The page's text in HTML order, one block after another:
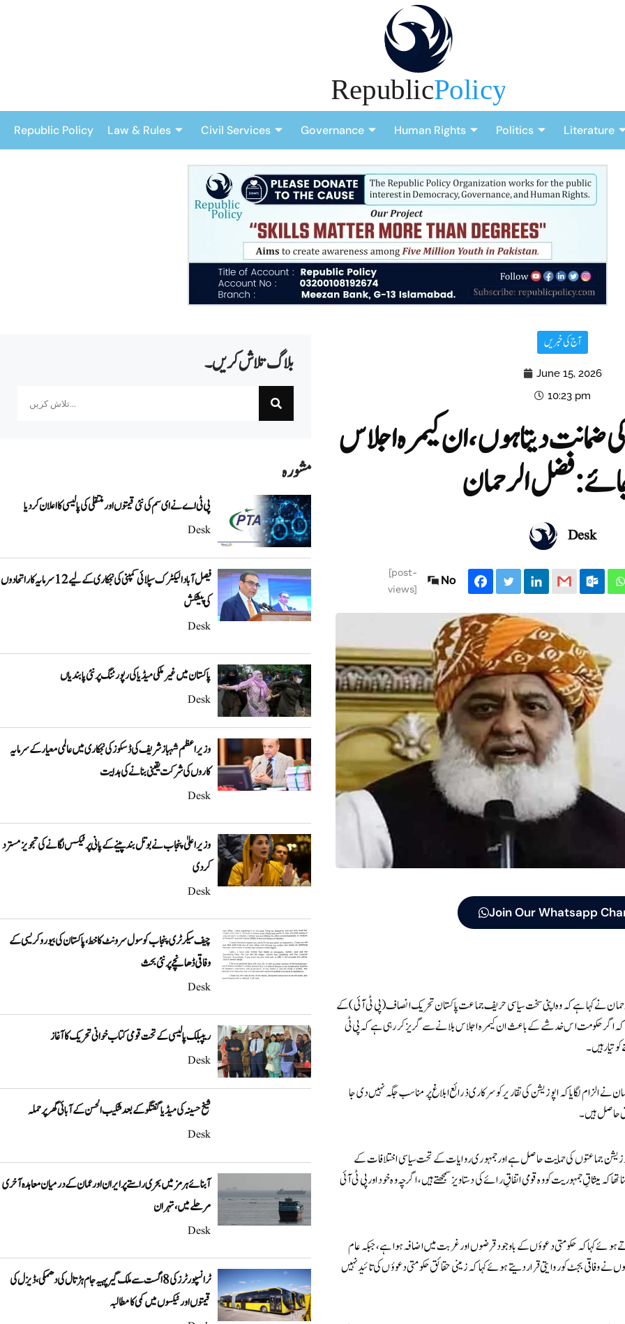
Republic Policy Law & Rules Civil Services Governance Human Rights Politics Literature
بلاگ تلاش کریں۔
مشورہ
پی ٹی اے نے ای سم کی نئی قیمتوں اور منتقلی کی پالیسی کا اعلان کردیا
Desk
فیصل آباد الیکٹرک سپلائی کمپنی کی نجکاری کے لیے 12 سرمایہ کار اتحادوں
کی پیشکش
Desk
پاکستان میں غیر ملکی میڈیا کی رپورٹنگ پر نئی پابندیاں
Desk
وزیراعظم شہباز شریف کی ڈسکوز کی نجکاری میں عالمی معیار کے سرمایہ
کاروں کی شرکت یقینی بنانے کی ہدایت
Desk
وزیراعلیٰ پنجاب نے بوتل بند پینے کے پانی پر ٹیکس لگانے کی تجویز مسترد
کر دی
Desk
چیف سیکرٹری پنجاب کو سول سرونٹ کا خط، پاکستان کی بیوروکریسی کے
وفاقی ڈھانچے پر نئی بحث
Desk
ریپبلک پالیسی کے تحت قومی کتاب خوانی تحریک کا آغاز
Desk
شیخ حسینہ کی میڈیا گفتگو کے بعد شکیب الحسن کے آبائی گھر پر حملہ
Desk
آبنائے ہرمز میں بحری راستے پر ایران اور عمان کے درمیان معاہدہ آخری
مرحلے میں، تہران
Desk
ٹرانسپورٹرز کی 8 اگست سے ملک گیر پہیہ جام ہڑتال کی دھمکی، ڈیزل کی
قیمتوں اور ٹیکسوں میں کمی کا مطالبہ
آج کی خبریں
June 15, 2026
10:23 pm
ضمانت دیتا ہوں، ان کیمرہ اجلاس
جائے: فضل الرحمان
Desk
[post-
views]
No
Join Our Whatsapp
نے کہا ہے کہ وہ اپنی سخت سیاسی حریف جماعت پاکستان تحریک انصاف (پی ٹی آئی) کے
کہ اگر حکومت اس خدشے کے باعث ان کیمرہ اجلاس بلانے سے گریز کر رہی ہے کہ پی ٹی
تیار ہیں۔
الزام لگایا کہ اپوزیشن کی تقاریر کو سرکاری ذرائع ابلاغ پر مناسب جگہ نہیں دی جا
حاصل ہیں۔
جماعتوں کی حمایت حاصل ہے اور جمہوری روایات کے تحت سیاسی اختلافات کے
تھا کہ میثاقِ جمہوریت کو وہ قومی اتفاقِ رائے کی دستاویز سمجھتے ہیں، اگرچہ وہ خود اور پی ٹی آئی
ہوئے کہا کہ حکومتی دعوؤں کے باوجود قرضوں اور غربت میں اضافہ ہوا ہے، جبکہ عام
نے وفاقی بجٹ کو روایتی قرار دیتے ہوئے کہا کہ زمینی حقائق حکومتی دعوؤں کی تائید نہیں